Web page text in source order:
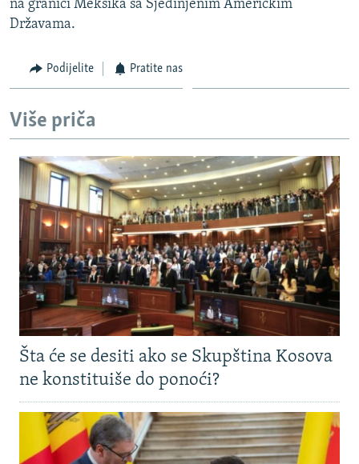
MOJA EVROPA
SVE KARTE DEJTONA
NASTANAK I RASPAD JUGOSLAVIJE
na granici Meksika sa Sjedinjenim Američkim
Državama.
Podijelite Pratite nas
Više priča
Šta će se desiti ako se Skupština Kosova
ne konstituiše do ponoći?